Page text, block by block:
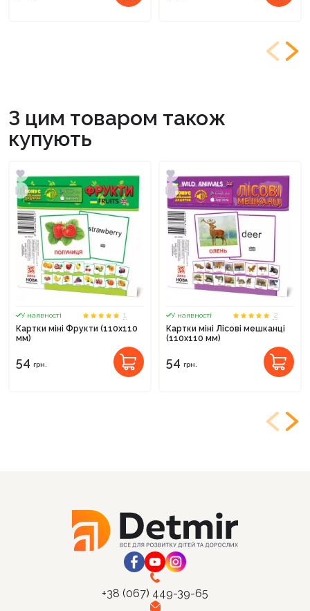
З цим товаром також
купують
У наявності
1
Картки міні Фрукти (110х110
мм)
54 грн.
У наявності
2
Картки міні Лісові мешканці
(110х110 мм)
54 грн.
+38 (067) 449-39-65